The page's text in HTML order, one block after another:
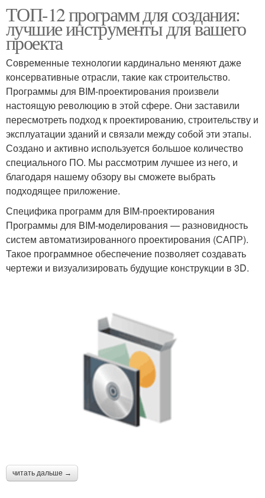
ТОП-12 программ для создания:
лучшие инструменты для вашего
проекта
Современные технологии кардинально меняют даже
консервативные отрасли, такие как строительство.
Программы для BIM-проектирования произвели
настоящую революцию в этой сфере. Они заставили
пересмотреть подход к проектированию, строительству и
эксплуатации зданий и связали между собой эти этапы.
Создано и активно используется большое количество
специального ПО. Мы рассмотрим лучшее из него, и
благодаря нашему обзору вы сможете выбрать
подходящее приложение.
Специфика программ для BIM-проектирования
Программы для BIM-моделирования — разновидность
систем автоматизированного проектирования (САПР).
Такое программное обеспечение позволяет создавать
чертежи и визуализировать будущие конструкции в 3D.
читать дальше →